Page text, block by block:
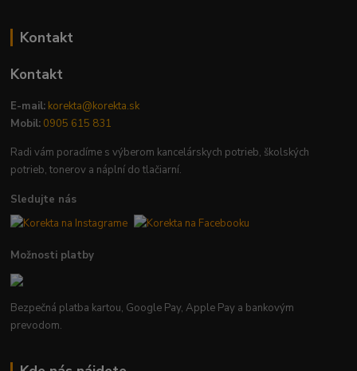
Kontakt
Kontakt
E-mail: korekta@korekta.sk
Mobil: 0905 615 831
Radi vám poradíme s výberom kancelárskych potrieb, školských
potrieb, tonerov a náplní do tlačiarní.
Sledujte nás
Možnosti platby
Bezpečná platba kartou, Google Pay, Apple Pay a bankovým
prevodom.